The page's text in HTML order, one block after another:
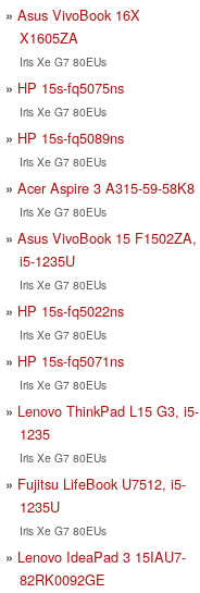
Asus VivoBook 16X
X1605ZA
Iris Xe G7 80EUs
HP 15s-fq5075ns
Iris Xe G7 80EUs
HP 15s-fq5089ns
Iris Xe G7 80EUs
Acer Aspire 3 A315-59-58K8
Iris Xe G7 80EUs
Asus VivoBook 15 F1502ZA,
i5-1235U
Iris Xe G7 80EUs
HP 15s-fq5022ns
Iris Xe G7 80EUs
HP 15s-fq5071ns
Iris Xe G7 80EUs
Lenovo ThinkPad L15 G3, i5-
1235
Iris Xe G7 80EUs
Fujitsu LifeBook U7512, i5-
1235U
Iris Xe G7 80EUs
Lenovo IdeaPad 3 15IAU7-
82RK0092GE